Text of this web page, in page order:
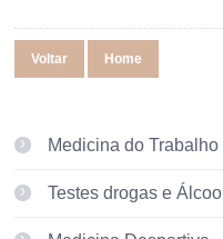
Voltar Home
Medicina do Trabalho
Testes drogas e Álcool